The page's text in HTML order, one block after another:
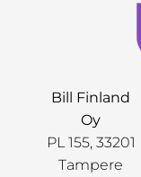
Bill Finland
Oy
PL 155, 33201
Tampere